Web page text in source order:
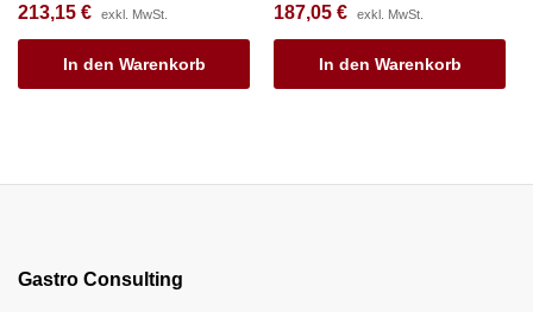
213,15 € exkl. MwSt.
In den Warenkorb
187,05 € exkl. MwSt.
In den Warenkorb
Gastro Consulting